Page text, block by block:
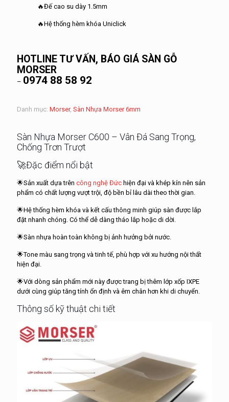
🔥Đế cao su dày 1.5mm
🔥Hệ thống hèm khóa Uniclick
HOTLINE TƯ VẤN, BÁO GIÁ SÀN GỖ
MORSER
– 0974 88 58 92
Danh mục: Morser, Sàn Nhựa Morser 6mm
Sàn Nhựa Morser C600 – Vân Đá Sang Trọng,
Chống Trơn Trượt
🚀Đặc điểm nổi bật
🌟Sản xuất dựa trên công nghệ Đức hiện đại và khép kín nên sản
phẩm có chất lượng vượt trội, độ bền bỉ lâu dài theo thời gian.
🌟Hệ thống hèm khóa và kết cấu thông minh giúp sàn được lắp
đặt nhanh chóng. Có thể dễ dàng tháo lắp hoặc di dời.
🌟Sàn nhựa hoàn toàn không bị ảnh hưởng bởi nước.
🌟Tone màu sang trọng và tinh tế, phù hợp với xu hướng nội thất
hiện đại.
🌟Với dòng sản phẩm mới này được trang bị thêm lớp xốp IXPE
dưới cùng giúp tăng tính ổn định và êm chân hơn khi di chuyển.
Thông số kỹ thuật chi tiết